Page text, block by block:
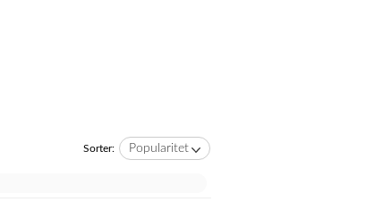
Sorter: Popularitet